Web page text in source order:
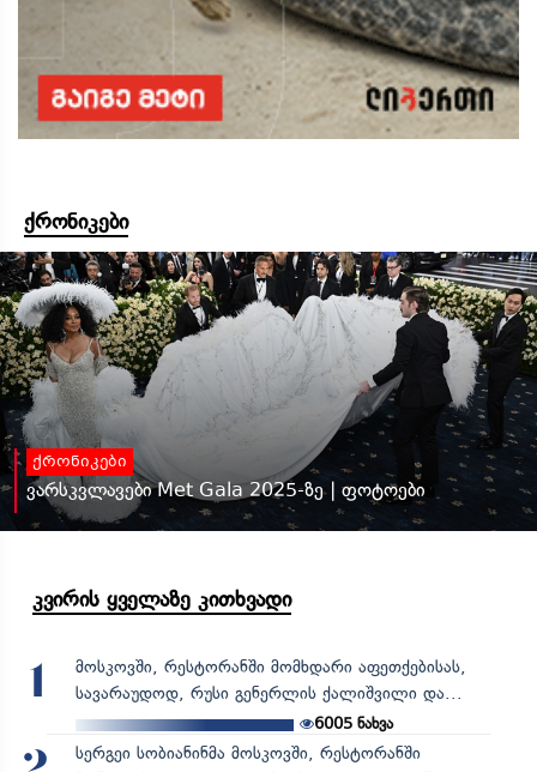
ქრონიკები
ქრონიკები
ვარსკვლავები Met Gala 2025-ზე | ფოტოები
კვირის ყველაზე კითხვადი
1
მოსკოვში, რესტორანში მომხდარი აფეთქებისას,
სავარაუდოდ, რუსი გენერლის ქალიშვილი და...
6005 ნახვა
სერგეი სობიანინმა მოსკოვში, რესტორანში